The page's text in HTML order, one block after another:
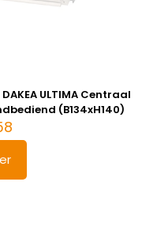
ULTIMA Centraal
(B134xH140)